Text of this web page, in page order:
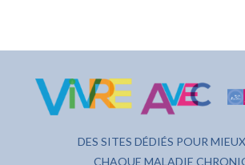
DES SITES DÉDIÉS POUR
CHAQUE MALADIE